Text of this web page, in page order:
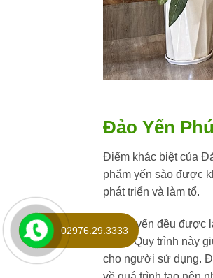
Đảo Yến
Điểm khác biệt của
phẩm yến sào được
phát triển và làm tổ.
Mỗi tổ yến đều
trắng. Quy trình này
cho người sử dụng.
02976.29.3333